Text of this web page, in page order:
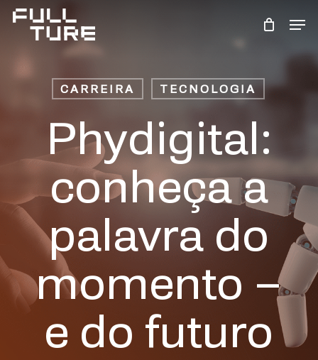
Skip
main
CARREIRA TECNOLOGIA
Phydigital:
conheça a
palavra do
momento –
e do futuro
Menu